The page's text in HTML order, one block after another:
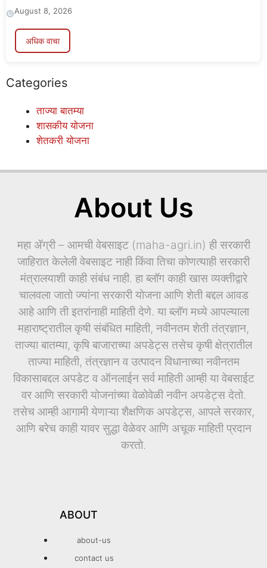
August 8, 2026
अधिक वाचा
Categories
ताज्या बातम्या
शासकीय योजना
शेतकरी योजना
About Us
महा ॲग्री – आमची वेबसाइट (maha-agri.in) ही सरकारी
जाहिरात केलेली वेबसाइट नाही किंवा तिचा कोणत्याही सरकारी
मंत्रालयाशी काही संबंध नाही. हा ब्लॉग काही खास व्यक्तीद्वारे
चालवला जातो ज्यांना सरकारी योजना आणि शेती बद्दल आवड
आहे आणि ती इतरांनाही माहिती देणे. या ब्लॉग मध्ये आपल्याला
महाराष्ट्रातील कृषी संबंधित माहिती, नवीनतम शेती तंत्रज्ञान,
ताज्या बातम्या, कृषि बाजाराच्या अपडेट्स तसेच कृषी क्षेत्रातील
ताज्या माहिती, तंत्रज्ञान व उत्पादन विधानाच्या नवीनतम
विकासाबद्दल अपडेट व ऑनलाईन सर्व माहिती आम्ही या वेबसाईट
वर आणि सरकारी योजनांच्या वेळोवेळी नवीन अपडेट्स देतो.
तसेच आम्ही आगामी येणाऱ्या शैक्षणिक अपडेट्स, आपले सरकार,
आणि बरेच काही यावर सुद्धा वेळेवर आणि अचूक माहिती प्रदान
करतो.
ABOUT
about-us
contact us